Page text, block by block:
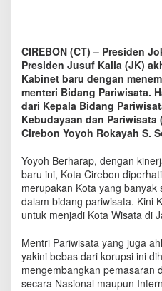
B
e
r
h
a
r
a
p
r
i
f
Y
a
y
a
M
a
CIREBON (CT) – Presiden
Presiden Jusuf Kalla (JK)
Kabinet baru dengan
menteri Bidang Pariwisata.
dari Kepala Bidang
Kebudayaan dan
Cirebon Yoyoh Rokayah S.
Yoyoh Berharap, dengan
baru ini, Kota Cirebon
merupakan Kota yang
dalam bidang pariwisata. Kini
untuk menjadi Kota Wisata di
Mentri Pariwisata yang juga
yakini bebas dari korupsi ini
mengembangkan pemasaran
secara Nasional maupun